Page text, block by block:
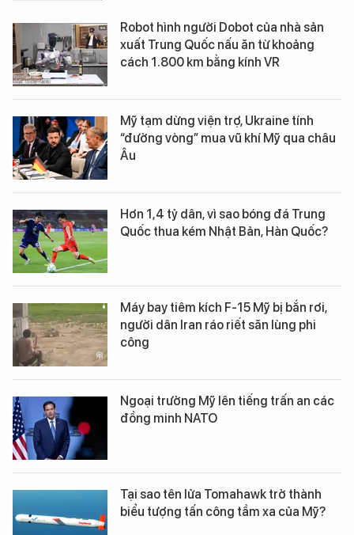
Robot hình người Dobot của nhà sản
xuất Trung Quốc nấu ăn từ khoảng
cách 1.800 km bằng kính VR
Mỹ tạm dừng viện trợ, Ukraine tính
“đường vòng” mua vũ khí Mỹ qua châu
Âu
Hơn 1,4 tỷ dân, vì sao bóng đá Trung
Quốc thua kém Nhật Bản, Hàn Quốc?
Máy bay tiêm kích F-15 Mỹ bị bắn rơi,
người dân Iran ráo riết săn lùng phi
công
Ngoại trưởng Mỹ lên tiếng trấn an các
đồng minh NATO
Tại sao tên lửa Tomahawk trở thành
biểu tượng tấn công tầm xa của Mỹ?